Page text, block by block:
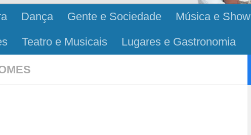
Dança Gente e Sociedade
Música e Show
Teatro e Musicais Lugares e Gastronomia